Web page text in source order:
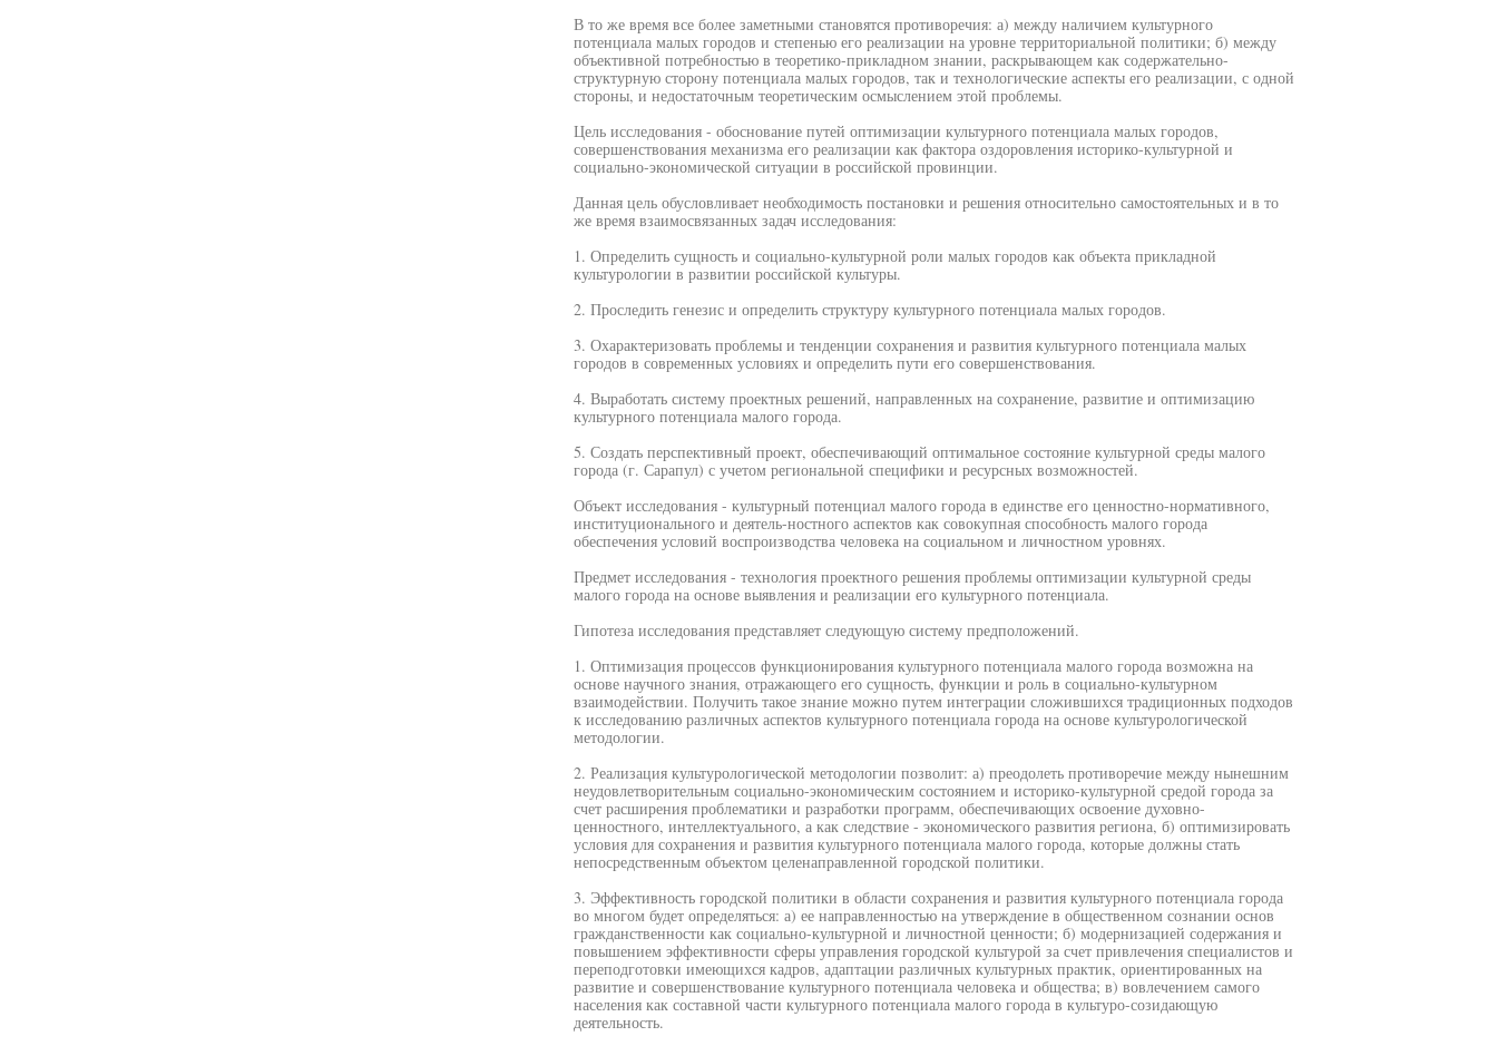
В то же время все более заметными становятся противоречия: а) между наличием культурного
потенциала малых городов и степенью его реализации на уровне территориальной политики; б) между
объективной потребностью в теоретико-прикладном знании, раскрывающем как содержательно-
структурную сторону потенциала малых городов, так и технологические аспекты его реализации, с одной
стороны, и недостаточным теоретическим осмыслением этой проблемы.
Цель исследования - обоснование путей оптимизации культурного потенциала малых городов,
совершенствования механизма его реализации как фактора оздоровления историко-культурной и
социально-экономической ситуации в российской провинции.
Данная цель обусловливает необходимость постановки и решения относительно самостоятельных и в то
же время взаимосвязанных задач исследования:
1. Определить сущность и социально-культурной роли малых городов как объекта прикладной
культурологии в развитии российской культуры.
2. Проследить генезис и определить структуру культурного потенциала малых городов.
3. Охарактеризовать проблемы и тенденции сохранения и развития культурного потенциала малых
городов в современных условиях и определить пути его совершенствования.
4. Выработать систему проектных решений, направленных на сохранение, развитие и оптимизацию
культурного потенциала малого города.
5. Создать перспективный проект, обеспечивающий оптимальное состояние культурной среды малого
города (г. Сарапул) с учетом региональной специфики и ресурсных возможностей.
Объект исследования - культурный потенциал малого города в единстве его ценностно-нормативного,
институционального и деятель-ностного аспектов как совокупная способность малого города
обеспечения условий воспроизводства человека на социальном и личностном уровнях.
Предмет исследования - технология проектного решения проблемы оптимизации культурной среды
малого города на основе выявления и реализации его культурного потенциала.
Гипотеза исследования представляет следующую систему предположений.
1. Оптимизация процессов функционирования культурного потенциала малого города возможна на
основе научного знания, отражающего его сущность, функции и роль в социально-культурном
взаимодействии. Получить такое знание можно путем интеграции сложившихся традиционных подходов
к исследованию различных аспектов культурного потенциала города на основе культурологической
методологии.
2. Реализация культурологической методологии позволит: а) преодолеть противоречие между нынешним
неудовлетворительным социально-экономическим состоянием и историко-культурной средой города за
счет расширения проблематики и разработки программ, обеспечивающих освоение духовно-
ценностного, интеллектуального, а как следствие - экономического развития региона, б) оптимизировать
условия для сохранения и развития культурного потенциала малого города, которые должны стать
непосредственным объектом целенаправленной городской политики.
3. Эффективность городской политики в области сохранения и развития культурного потенциала города
во многом будет определяться: а) ее направленностью на утверждение в общественном сознании основ
гражданственности как социально-культурной и личностной ценности; б) модернизацией содержания и
повышением эффективности сферы управления городской культурой за счет привлечения специалистов и
переподготовки имеющихся кадров, адаптации различных культурных практик, ориентированных на
развитие и совершенствование культурного потенциала человека и общества; в) вовлечением самого
населения как составной части культурного потенциала малого города в культуро-созидающую
деятельность.